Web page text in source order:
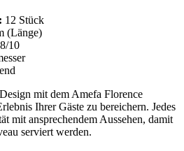
12 Stück
(Länge)
10
mit dem Amefa Florence
Ihrer Gäste zu bereichern. Jedes
mit ansprechendem Aussehen, damit
serviert werden.